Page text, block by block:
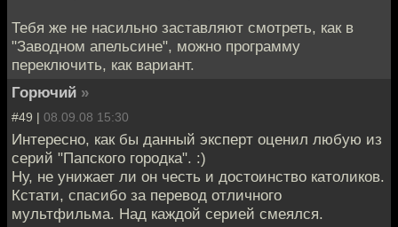
Тебя же не насильно заставляют смотреть, как в
"Заводном апельсине", можно программу
переключить, как вариант.
Горючий »
#49 | 08.09.08 15:30
Интересно, как бы данный эксперт оценил любую из
серий "Папского городка". :)
Ну, не унижает ли он честь и достоинство католиков.
Кстати, спасибо за перевод отличного
мультфильма. Над каждой серией смеялся.